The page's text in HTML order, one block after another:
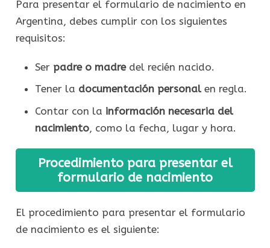
Para presentar el formulario de nacimiento en
Argentina, debes cumplir con los siguientes
requisitos:
Ser padre o madredel recién nacido.
Tener la documentación personalen regla.
Contar con la información necesaria del
nacimiento, como la fecha, lugar y hora.
Procedimiento para presentar el
formulario de nacimiento
El procedimiento para presentar el formulario
de nacimiento es el siguiente: